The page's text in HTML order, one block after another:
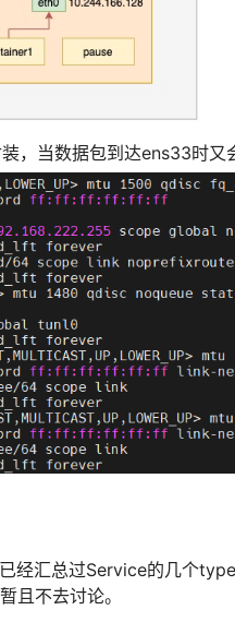
，当数据包到达ens33时又
经汇总过Service的几个
且不去讨论。